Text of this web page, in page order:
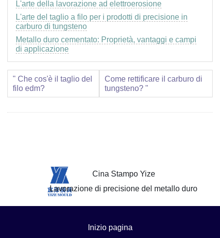
L'arte della lavorazione ad elettroerosione
L'arte del taglio a filo per i prodotti di precisione in
carburo di tungsteno
Metallo duro cementato: Proprietà, vantaggi e campi
di applicazione
" Che cos'è il taglio del
filo edm?
Come rettificare il carburo di
tungsteno? "
Cina Stampo Yize
Lavorazione di precisione del metallo duro
Inizio pagina